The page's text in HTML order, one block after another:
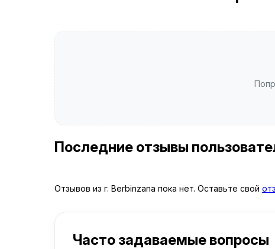
Последние отзывы
Отзывов из г. Berbinzana пока нет. Оставьте свой
Часто задаваемые вопросы